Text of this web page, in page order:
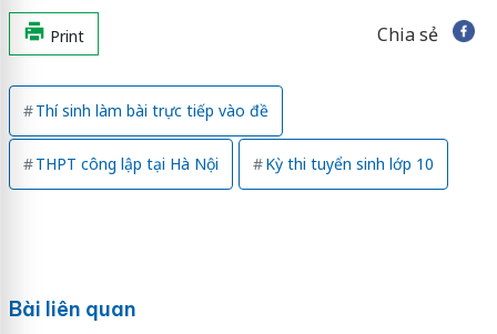
Print Chia sẻ
Thí sinh làm bài trực tiếp vào đề
THPT công lập tại Hà Nội Kỳ thi tuyển sinh lớp 10
Bài liên quan